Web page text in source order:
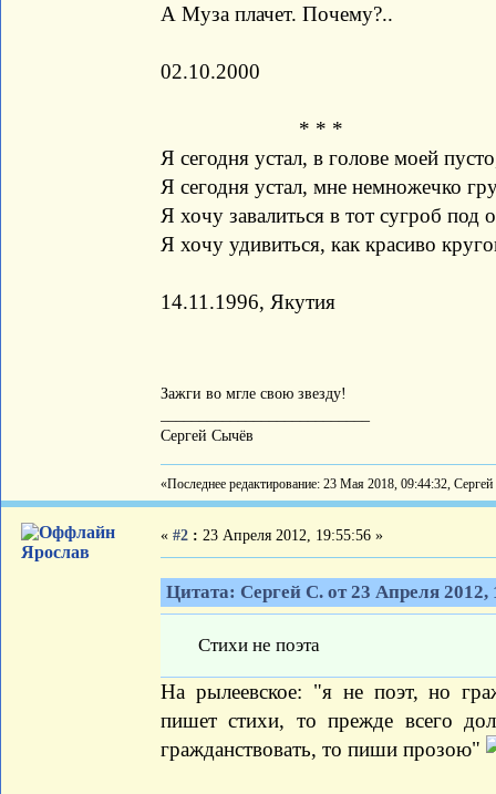
А Муза плачет. Почему?..
02.10.2000
* * *
Я сегодня устал, в голове моей
Я сегодня устал, мне немножечко
Я хочу завалиться в тот сугроб под
Я хочу удивиться, как красиво
14.11.1996, Якутия
Зажги во мгле свою звезду!
Сергей Сычёв
«Последнее редактирование: 23 Мая 2018, 09:44:32,
Ярослав
« #2 : 23 Апреля 2012, 19:55:56 »
Цитата: Сергей С. от 23 Апреля 2012,
Стихи не поэта
На рылеевское: "я не поэт, но
пишет стихи, то прежде всего
гражданствовать, то пиши прозою"